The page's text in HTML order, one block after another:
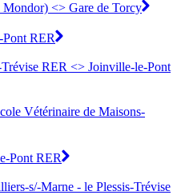
<> Gare de Torcy
RER
RER <> Joinville-le-Pont
Vétérinaire de Maisons-
Pont RER
s/-Marne - le Plessis-Trévise